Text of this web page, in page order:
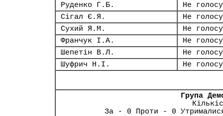
Руденко Г.Б.
Не
Сігал Є.Я.
Не
Сухий Я.М.
Не
Франчук І.А.
Не
Шепетін В.Л.
Не
Шуфрич Н.І.
Не
Група
За - 0 Проти - 0